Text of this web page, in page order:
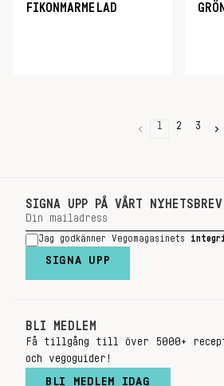
FIKONMARMELAD
1 2 3
SIGNA UPP PÅ VÅRT NYHETSBREV
Jag godkänner Vegomagasinets
SIGNA UPP
BLI MEDLEM
Få tillgång till över 5000+
och vegoguider!
BLI MEDLEM IDAG